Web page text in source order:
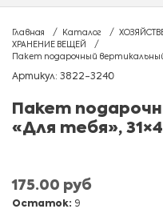
Главная Каталог
ХРАНЕНИЕ ВЕЩЕЙ
Пакет подарочный вертикальный
Артикул: 3822-3240
Пакет
«Для тебя»,
175.00 руб
Остаток: 9